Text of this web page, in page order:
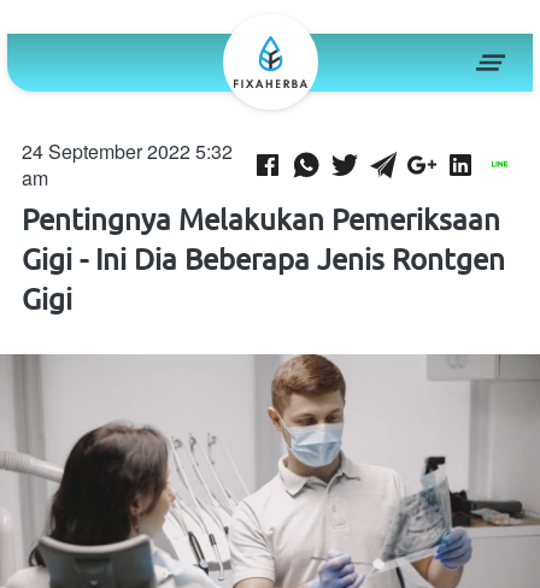
24 September 2022 5:32
am
Pentingnya Melakukan Pemeriksaan
Gigi - Ini Dia Beberapa Jenis Rontgen
Gigi